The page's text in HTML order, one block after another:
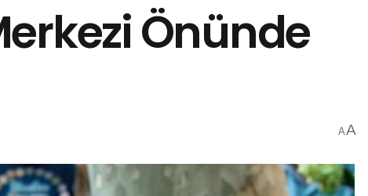
Önünde
AA